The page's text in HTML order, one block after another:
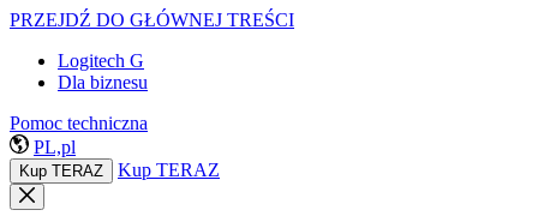
PRZEJDŹ DO GŁÓWNEJ TREŚCI
Logitech G
Dla biznesu
Pomoc techniczna
PL,pl
Kup TERAZ Kup TERAZ